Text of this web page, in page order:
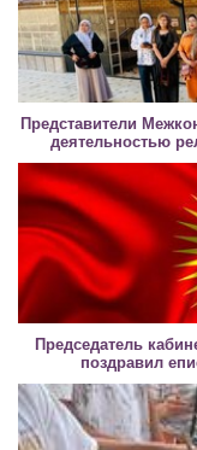
Представители
деятельностью
Председатель
поздравил